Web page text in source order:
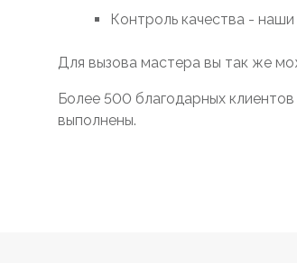
Контроль качества -
Для вызова мастера вы так же
Более 500 благодарных
выполнены.